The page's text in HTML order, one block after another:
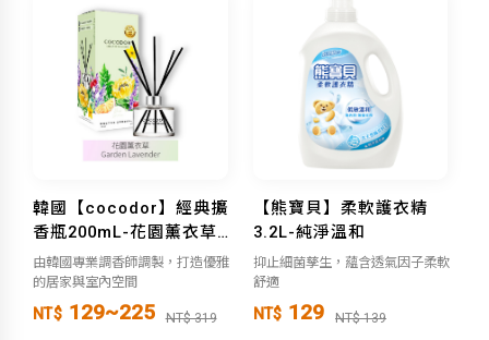
韓國【cocodor】經典擴
香瓶200mL-花園薰衣草
Garden Lavender
由韓國專業調香師調製，打造優雅
的居家與室內空間
NT$ 129~225 NT$ 319
【熊寶貝】柔軟護衣精
3.2L-純淨溫和
抑止細菌孳生，蘊含透氣因子柔軟
舒適
NT$ 129 NT$ 139